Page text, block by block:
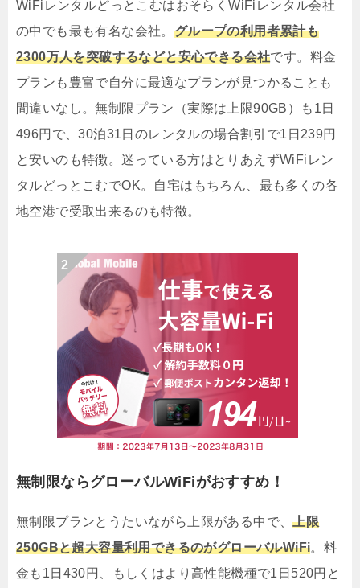
WiFiレンタルどっとこむはおそらくWiFiレンタル会社
の中でも最も有名な会社。 グループの利用者累計も
2300万人を突破するなどと安心できる会社です。料金
プランも豊富で自分に最適なプランが見つかることも
間違いなし。無制限プラン（実際は上限90GB）も1日
496円で、30泊31日のレンタルの場合割引で1日239円
と安いのも特徴。迷っている方はとりあえずWiFiレン
タルどっとこむでOK。自宅はもちろん、最も多くの各
地空港で受取出来るのも特徴。
無制限ならグローバルWiFiがおすすめ！
無制限プランとうたいながら上限がある中で、上限
250GBと超大容量利用できるのがグローバルWiFi。料
金も1日430円、もしくはより高性能機種で1日520円と